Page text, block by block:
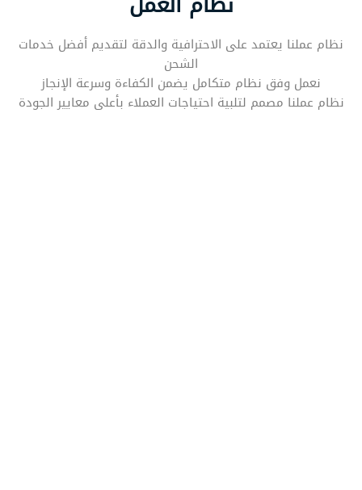
نظام عملنا يعتمد على الاحترافية والدقة لتقديم أفضل خدمات
الشحن
نعمل وفق نظام متكامل يضمن الكفاءة وسرعة الإنجاز
نظام عملنا مصمم لتلبية احتياجات العملاء بأعلى معايير الجودة